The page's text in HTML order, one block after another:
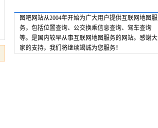
图吧网站从2004年开始为广大用户提供互联网地图服
务，包括位置查询、公交换乘信息查询、驾车查询
等。是国内较早从事互联网地图服务的网站。感谢大
家的支持，我们将继续竭诚为您服务！